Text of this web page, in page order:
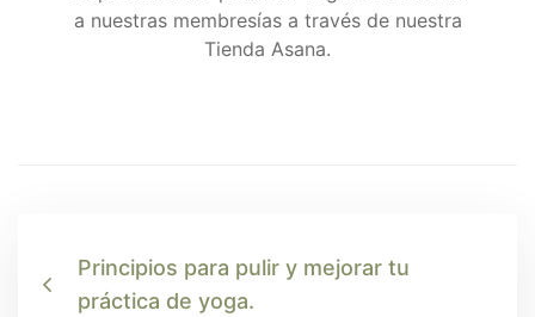
Principios para pulir y mejorar tu
práctica de yoga.